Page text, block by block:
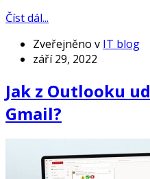
Číst dál...
Zveřejněno v IT blog
září 29, 2022
Jak z Outlooku
Gmail?